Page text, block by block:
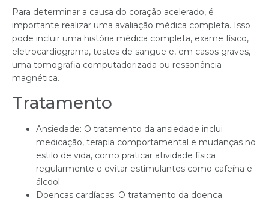
Para determinar a causa do coração acelerado, é
importante realizar uma avaliação médica completa. Isso
pode incluir uma história médica completa, exame físico,
eletrocardiograma, testes de sangue e, em casos graves,
uma tomografia computadorizada ou ressonância
magnética.
Tratamento
Ansiedade: O tratamento da ansiedade inclui
medicação, terapia comportamental e mudanças no
estilo de vida, como praticar atividade física
regularmente e evitar estimulantes como cafeína e
álcool.
Doenças cardíacas: O tratamento da doença